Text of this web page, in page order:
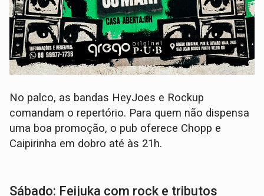
No palco, as bandas HeyJoes e Rockup
comandam o repertório. Para quem não dispensa
uma boa promoção, o pub oferece Chopp e
Caipirinha em dobro até às 21h.
Sábado: Feijuka com rock e tributos